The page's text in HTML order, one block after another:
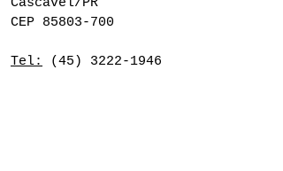
Cascavel/PR
CEP 85803-700
Tel: (45) 3222-1946